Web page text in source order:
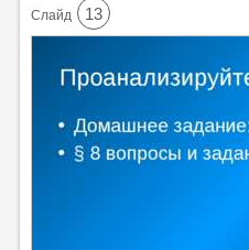
Cлайд 13